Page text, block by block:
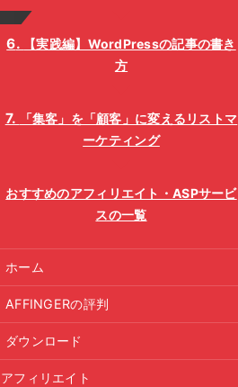
【実践編】WordPressの記事の書き
方
「集客」を「顧客」に変えるリストマ
ーケティング
おすすめのアフィリエイト・ASPサービ
スの一覧
ホーム
AFFINGERの評判
ダウンロード
アフィリエイト